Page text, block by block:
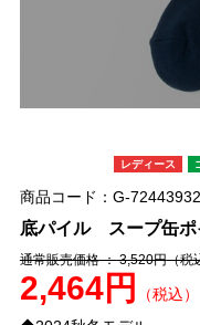
レディース
商品コード：G-
底パイル スープ缶ポ
通常販売価格 ： 3,520円（税
2,464円
（税込）